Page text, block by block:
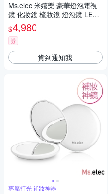
Ms.elec 米嬉樂 豪華燈泡電視
鏡 化妝鏡 梳妝鏡 燈泡鏡 LED
燈鏡
$4,980
券
貨到通知我
專屬打光 補妝神器